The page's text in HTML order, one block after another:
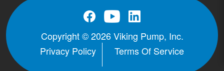
Copyright © 2026 Viking Pump, Inc.
Privacy Policy
Terms Of Service